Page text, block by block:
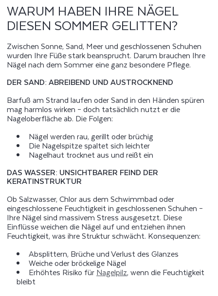
WARUM HABEN IHRE NÄGEL
DIESEN SOMMER GELITTEN?
Zwischen Sonne, Sand, Meer und geschlossenen Schuhen
wurden Ihre Füße stark beansprucht. Darum brauchen Ihre
Nägel nach dem Sommer eine ganz besondere Pflege.
DER SAND: ABREIBEND UND AUSTROCKNEND
Barfuß am Strand laufen oder Sand in den Händen spüren
mag harmlos wirken – doch tatsächlich nutzt er die
Nageloberfläche ab. Die Folgen:
Nägel werden rau, gerillt oder brüchig
Die Nagelspitze spaltet sich leichter
Nagelhaut trocknet aus und reißt ein
DAS WASSER: UNSICHTBARER FEIND DER
KERATINSTRUKTUR
Ob Salzwasser, Chlor aus dem Schwimmbad oder
eingeschlossene Feuchtigkeit in geschlossenen Schuhen –
Ihre Nägel sind massivem Stress ausgesetzt. Diese
Einflüsse weichen die Nägel auf und entziehen ihnen
Feuchtigkeit, was ihre Struktur schwächt. Konsequenzen:
Absplittern, Brüche und Verlust des Glanzes
Weiche oder bröckelige Nägel
Erhöhtes Risiko für Nagelpilz, wenn die Feuchtigkeit
bleibt